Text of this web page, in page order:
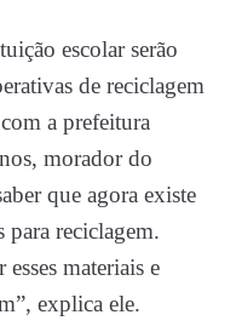
escolar serão
de reciclagem
a prefeitura
morador do
que agora existe
para reciclagem.
materiais e
explica ele.